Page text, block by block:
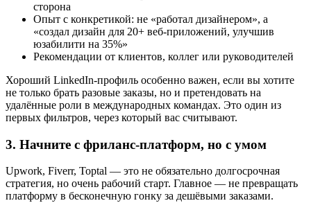
сторона
Опыт с конкретикой: не «работал дизайнером», а
«создал дизайн для 20+ веб-приложений, улучшив
юзабилити на 35%»
Рекомендации от клиентов, коллег или руководителей
Хороший LinkedIn-профиль особенно важен, если вы хотите
не только брать разовые заказы, но и претендовать на
удалённые роли в международных командах. Это один из
первых фильтров, через который вас считывают.
3. Начните с фриланс-платформ, но с умом
Upwork, Fiverr, Toptal — это не обязательно долгосрочная
стратегия, но очень рабочий старт. Главное — не превращать
платформу в бесконечную гонку за дешёвыми заказами.